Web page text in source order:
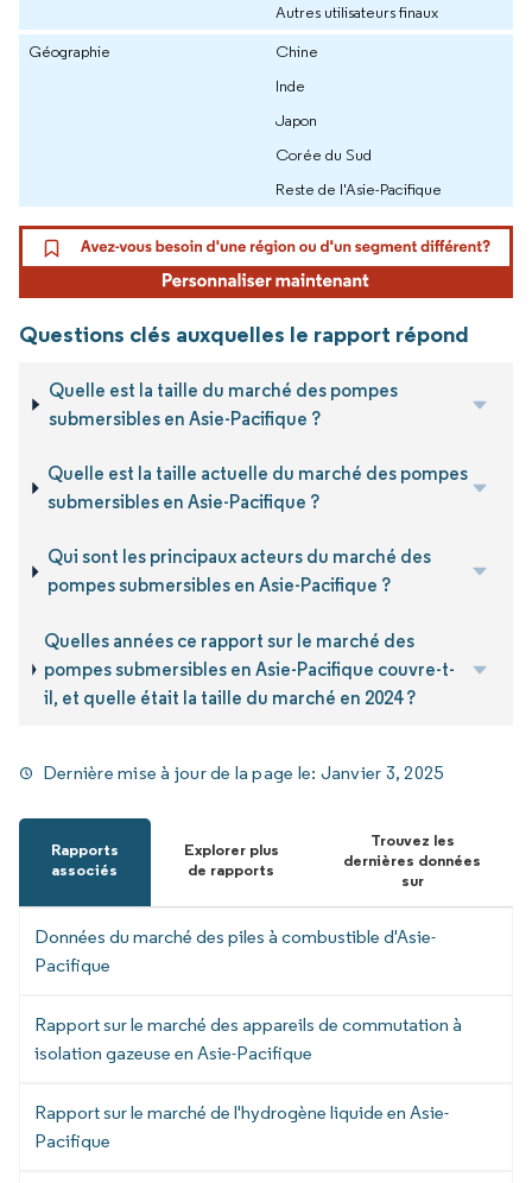
Autres utilisateurs finaux
Géographie
Chine
Inde
Japon
Corée du Sud
Reste de l'Asie-Pacifique
Questions clés auxquelles le rapport répond
Quelle est la taille du marché des pompes
submersibles en Asie-Pacifique ?
Quelle est la taille actuelle du marché des pompes
submersibles en Asie-Pacifique ?
Qui sont les principaux acteurs du marché des
pompes submersibles en Asie-Pacifique ?
Quelles années ce rapport sur le marché des
pompes submersibles en Asie-Pacifique couvre-t-
il, et quelle était la taille du marché en 2024 ?
Dernière mise à jour de la page le: Janvier 3, 2025
Rapports
associés
Explorer plus
de rapports
Trouvez les
dernières données
sur
Données du marché des piles à combustible d'Asie-
Pacifique
Rapport sur le marché des appareils de commutation à
isolation gazeuse en Asie-Pacifique
Rapport sur le marché de l'hydrogène liquide en Asie-
Pacifique